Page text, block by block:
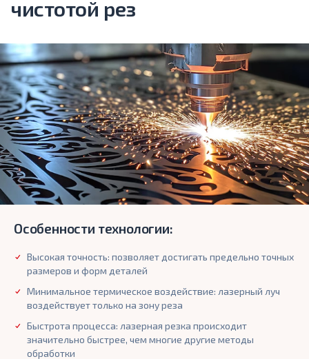
чистотой рез
Особенности технологии:
Высокая точность: позволяет достигать предельно точных
размеров и форм деталей
Минимальное термическое воздействие: лазерный луч
воздействует только на зону реза
Быстрота процесса: лазерная резка происходит
значительно быстрее, чем многие другие методы
обработки